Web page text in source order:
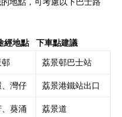
經地點
下車點建議
荔景邨巴士站
灣仔 荔景港鐵站出口
葵涌 荔景道